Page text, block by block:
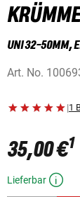
UNI 32-50MM,
Art. No.
|1
35,00 €1
Lieferbar